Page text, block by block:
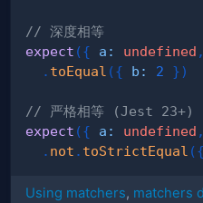
// 深度相等
expect ({ a : undefined ,
. toEqual ({ b : 2 })
// 严格相等 (Jest 23+)
expect ({ a : undefined ,
. not . toStrictEqual ({
Using matchers, matchers